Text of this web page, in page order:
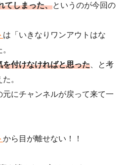
てしまった、というのが今回の
は「いきなりワンアウトはな
を付けなければと思った 、と考
。
元にチャンネルが戻って来て一
から目が離せない！！